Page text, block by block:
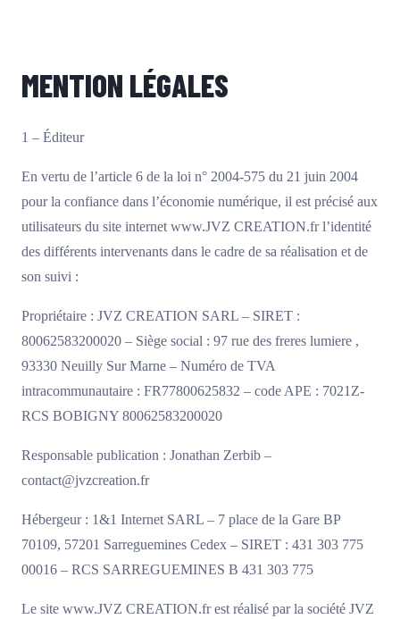
MENTION LÉGALES
1 – Éditeur
En vertu de l’article 6 de la loi n° 2004-575 du 21 juin 2004
pour la confiance dans l’économie numérique, il est précisé aux
utilisateurs du site internet www.JVZ CREATION.fr l’identité
des différents intervenants dans le cadre de sa réalisation et de
son suivi :
Propriétaire : JVZ CREATION SARL – SIRET :
80062583200020 – Siège social : 97 rue des freres lumiere ,
93330 Neuilly Sur Marne – Numéro de TVA
intracommunautaire : FR77800625832 – code APE : 7021Z-
RCS BOBIGNY 80062583200020
Responsable publication : Jonathan Zerbib –
contact@jvzcreation.fr
Hébergeur : 1&1 Internet SARL – 7 place de la Gare BP
70109, 57201 Sarreguemines Cedex – SIRET : 431 303 775
00016 – RCS SARREGUEMINES B 431 303 775
Le site www.JVZ CREATION.fr est réalisé par la société JVZ